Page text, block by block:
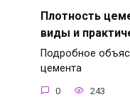
Плотность
виды и
Подробное
цемента
0 243